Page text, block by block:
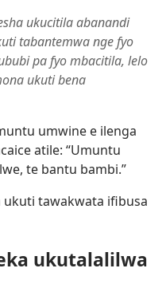
ukucitila abanandi
tabantemwa nge fyo
pa fyo mbacitila, lelo
ukuti bena
umwine e ilenga
atile: “Umuntu
te bantu bambi.”
ukuti tawakwata ifibusa
ukutalalilwa